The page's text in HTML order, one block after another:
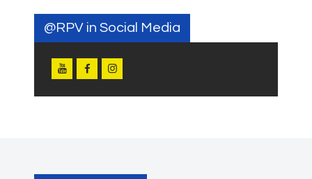
@RPV in Social Media